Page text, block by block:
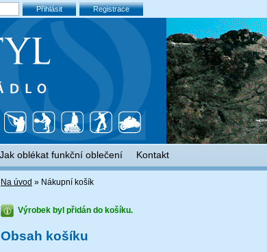
Přihlásit Registrace
Na úvod » Nákupní košík
Výrobek byl přidán do košíku.
Obsah košíku
Jak oblékat funkční oblečení Kontakt